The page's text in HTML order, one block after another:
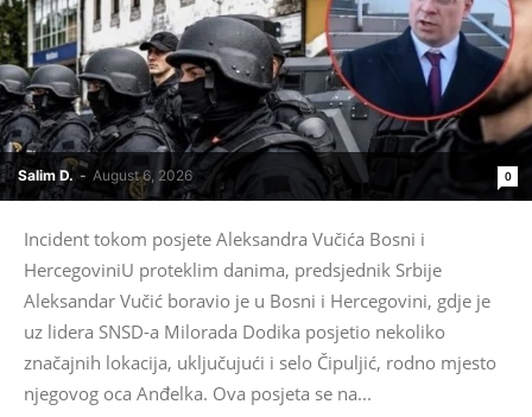
Salim D. - August 6, 2026 0
Incident tokom posjete Aleksandra Vučića Bosni i
HercegoviniU proteklim danima, predsjednik Srbije
Aleksandar Vučić boravio je u Bosni i Hercegovini, gdje je
uz lidera SNSD-a Milorada Dodika posjetio nekoliko
značajnih lokacija, uključujući i selo Čipuljić, rodno mjesto
njegovog oca Anđelka. Ova posjeta se na...